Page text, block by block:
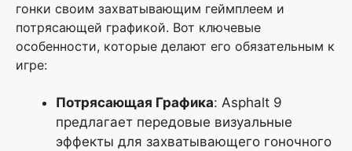
гонки своим захватывающим геймплеем и
потрясающей графикой. Вот ключевые
особенности, которые делают его обязательным к
игре:
Потрясающая Графика: Asphalt 9
предлагает передовые визуальные
эффекты для захватывающего гоночного